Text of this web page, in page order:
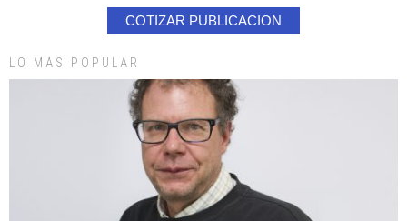
COTIZAR PUBLICACION
LO MAS POPULAR